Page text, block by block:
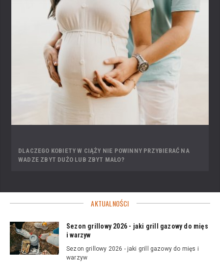
DLACZEGO KOBIETY W CIĄŻY NIE POWINNY PRZYBIERAĆ NA
WADZE ZBYT DUŻO LUB ZBYT MAŁO?
AKTUALNOŚCI
Sezon grillowy 2026 - jaki grill gazowy do mięs
i warzyw
Sezon grillowy 2026 - jaki grill gazowy do mięs i
warzyw